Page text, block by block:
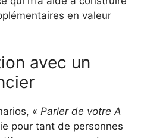
en valeur
avec un
« Parler de votre A
pour tant de personnes